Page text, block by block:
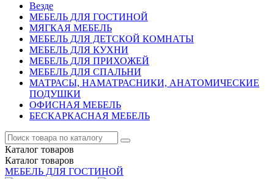
Везде
МЕБЕЛЬ ДЛЯ ГОСТИНОЙ
МЯГКАЯ МЕБЕЛЬ
МЕБЕЛЬ ДЛЯ ДЕТСКОЙ КОМНАТЫ
МЕБЕЛЬ ДЛЯ КУХНИ
МЕБЕЛЬ ДЛЯ ПРИХОЖЕЙ
МЕБЕЛЬ ДЛЯ СПАЛЬНИ
МАТРАСЫ, НАМАТРАСНИКИ, АНАТОМИЧЕСКИЕ
ПОДУШКИ
ОФИСНАЯ МЕБЕЛЬ
БЕСКАРКАСНАЯ МЕБЕЛЬ
Каталог товаров
Каталог товаров
МЕБЕЛЬ ДЛЯ ГОСТИНОЙ